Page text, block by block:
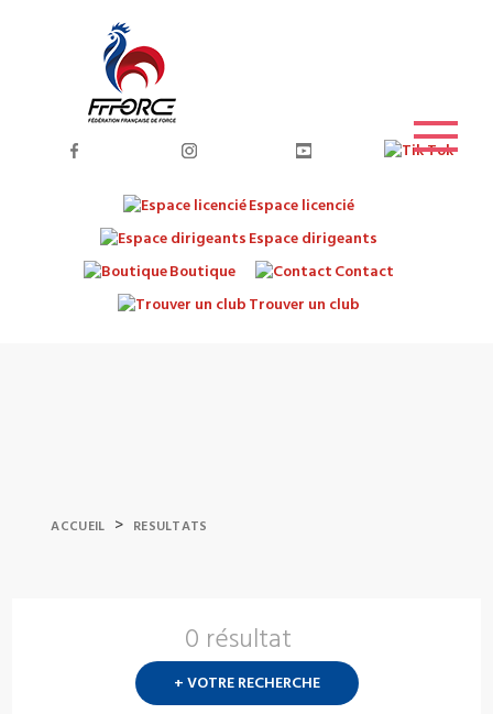
Espace licencié
Espace dirigeants
Boutique
Contact
Trouver un club
ACCUEIL > RESULTATS
0 résultat
+ VOTRE RECHERCHE